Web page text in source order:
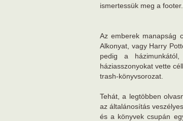
ismertessük meg a
Az emberek manapság
Alkonyat, vagy Harry
pedig a
háziasszonyokat vette
trash-könyvsorozat.
Tehát, a legtöbben
az általánosítás
és a könyvek csupán